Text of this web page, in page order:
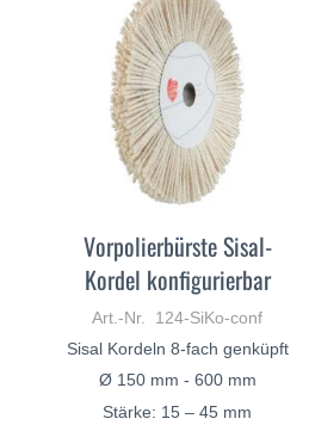
Vorpolierbürste Sisal-
Kordel konfigurierbar
Art.-Nr. 124-SiKo-conf
Sisal Kordeln 8-fach genküpft
Ø 150 mm - 600 mm
Stärke: 15 – 45 mm